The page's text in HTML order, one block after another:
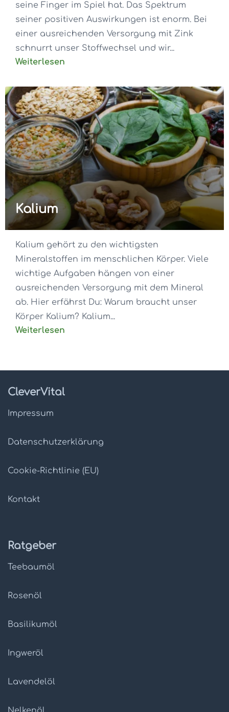
seine Finger im Spiel hat. Das Spektrum
seiner positiven Auswirkungen ist enorm. Bei
einer ausreichenden Versorgung mit Zink
schnurrt unser Stoffwechsel und wir...
Weiterlesen
Kalium
Kalium gehört zu den wichtigsten
Mineralstoffen im menschlichen Körper. Viele
wichtige Aufgaben hängen von einer
ausreichenden Versorgung mit dem Mineral
ab. Hier erfährst Du: Warum braucht unser
Körper Kalium? Kalium...
Weiterlesen
CleverVital
Impressum
Datenschutz­erklärung
Cookie-Richtlinie (EU)
Kontakt
Ratgeber
Teebaumöl
Rosenöl
Basilikumöl
Ingweröl
Lavendelöl